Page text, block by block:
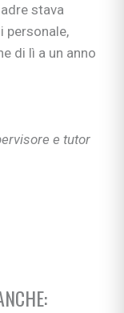
stava
personale,
di lì a un anno
e tutor